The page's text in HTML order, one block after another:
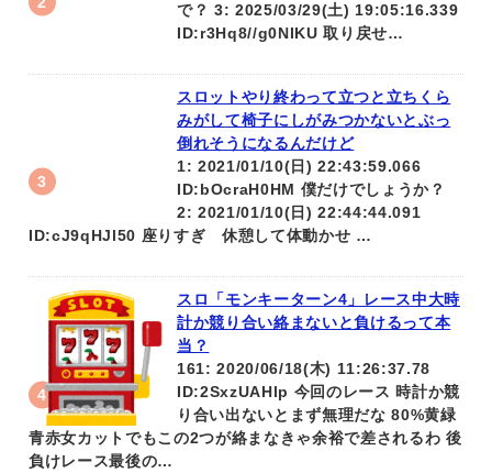
で？ 3: 2025/03/29(土) 19:05:16.339
ID:r3Hq8//g0NIKU 取り戻せ…
スロットやり終わって立つと立ちくら
みがして椅子にしがみつかないとぶっ
倒れそうになるんだけど
1: 2021/01/10(日) 22:43:59.066
ID:bOcraH0HM 僕だけでしょうか？
2: 2021/01/10(日) 22:44:44.091
ID:cJ9qHJl50 座りすぎ 休憩して体動かせ …
スロ「モンキーターン4」レース中大時
計か競り合い絡まないと負けるって本
当？
161: 2020/06/18(木) 11:26:37.78
ID:2SxzUAHlp 今回のレース 時計か競
り合い出ないとまず無理だな 80%黄緑
青赤女カットでもこの2つが絡まなきゃ余裕で差されるわ 後
負けレース最後の…